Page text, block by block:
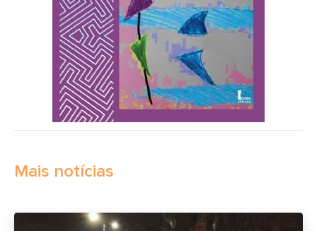
Mais notícias